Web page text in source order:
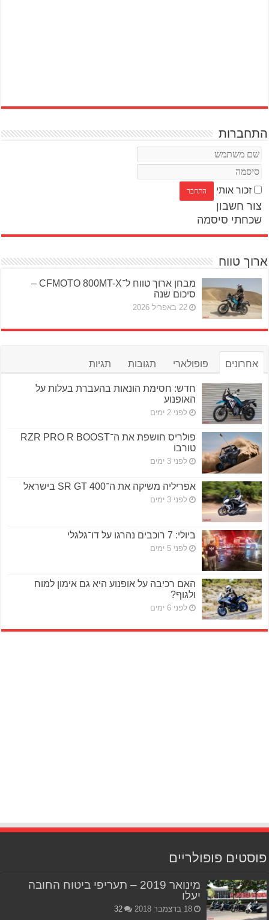
התחברות
זכור אותי
צור חשבון
שכחתי סיסמה
ארוך טווח
מבחן ארוך טווח ל־CFMOTO 800MT-X –
סיכום שנה
22 באפריל 2026
אחרונים פופולארי תגובות תגיות
חדש: חסימת הונאות בהעברת בעלות על
האופנוע
לפני 2 ימים
פולריס חושפת את ה־RZR PRO R BOOST
טורבו
לפני 3 ימים
אפריליה משיקה את ה־SR GT 400 בישראל
לפני 3 ימים
ביולי: 7 רוכבים נהרגו על דו־גלגלי
לפני 5 ימים
האם רכיבה על אופנוע היא גם אימון למוח
ולגוף?
לפני 6 ימים
פוסטים פופולריים
מינואר 2019 – תעריפי ביטוח החובה
יעלו
18 בדצמבר 2018 32